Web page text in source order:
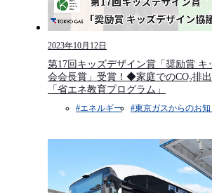
2023年10月12日
第17回キッズデザイン賞「奨励賞 キ
会会長賞」受賞！◆家庭でのCO₂排
「省エネ教育プログラム」
#エネルギー #東京ガスからのお